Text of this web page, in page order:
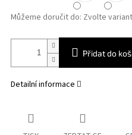
Můžeme doručit do: Zvolte
Přidat do
Detailní informace